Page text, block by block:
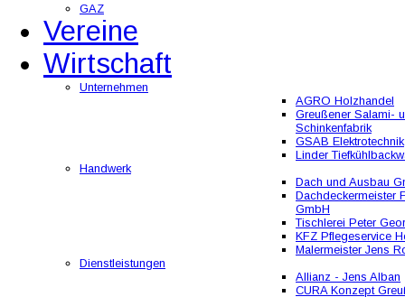
GAZ
Vereine
Wirtschaft
Unternehmen
AGRO Holzhandel
Greußener Salami-
Schinkenfabrik
GSAB Elektrotechnik
Linder
Handwerk
Dach und Ausbau
Dachdeckermeister
GmbH
Tischlerei Peter
KFZ Pflegeservice
Malermeister Jens
Dienstleistungen
Allianz - Jens Alban
CURA Konzept